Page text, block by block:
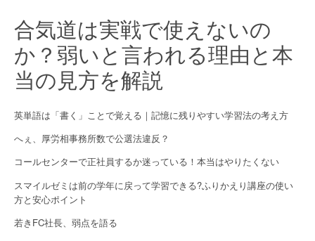
合気道は実戦で使えないの
か？弱いと言われる理由と本
当の見方を解説
英単語は「書く」ことで覚える｜記憶に残りやすい学習法の考え方
へぇ、厚労相事務所数で公選法違反？
コールセンターで正社員するか迷っている！本当はやりたくない
スマイルゼミは前の学年に戻って学習できる?ふりかえり講座の使い
方と安心ポイント
若きFC社長、弱点を語る